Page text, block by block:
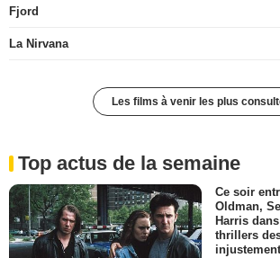
Fjord
La Nirvana
Les films à venir les plus
Top actus de la semaine
Ce soir
Oldman,
Harris
thrillers